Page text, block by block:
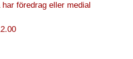
föredrag eller medial